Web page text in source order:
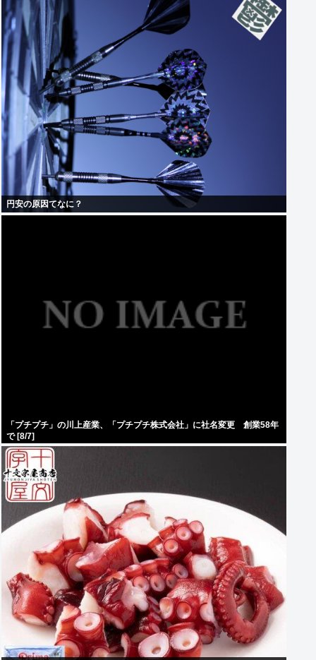
円安の原因てなに？
「プチプチ」の川上産業、「プチプチ株式会社」に社名変更 創業58年
で [8/7]